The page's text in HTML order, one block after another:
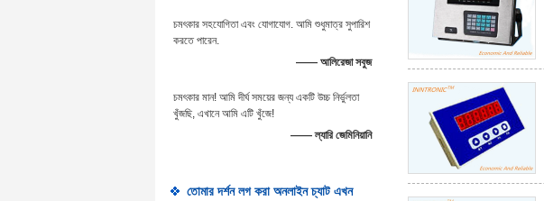
চমৎকার সহযোগিতা এবং যোগাযোগ. আমি শুধুমাত্র সুপারিশ
করতে পারেন.
—— আলিরেজা সবুজ
চমৎকার মান! আমি দীর্ঘ সময়ের জন্য একটি উচ্চ নির্ভুলতা
খুঁজছি, এখানে আমি এটি খুঁজে!
—— ল্যারি জেমিনিয়ানি
তোমার দর্শন লগ করা অনলাইন চ্যাট এখন